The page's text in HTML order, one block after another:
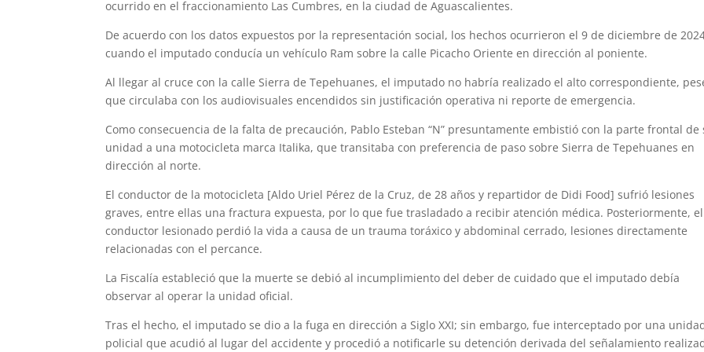
ocurrido en el fraccionamiento Las Cumbres, en la ciudad de Aguascalientes.
De acuerdo con los datos expuestos por la representación social, los hechos ocurrieron el 9 de diciembre de
cuando el imputado conducía un vehículo Ram sobre la calle Picacho Oriente en dirección al poniente.
Al llegar al cruce con la calle Sierra de Tepehuanes, el imputado no habría realizado el alto correspondiente,
que circulaba con los audiovisuales encendidos sin justificación operativa ni reporte de emergencia.
Como consecuencia de la falta de precaución, Pablo Esteban “N” presuntamente embistió con la parte frontal de
unidad a una motocicleta marca Italika, que transitaba con preferencia de paso sobre Sierra de Tepehuanes en
dirección al norte.
El conductor de la motocicleta [Aldo Uriel Pérez de la Cruz, de 28 años y repartidor de Didi Food] sufrió lesiones
graves, entre ellas una fractura expuesta, por lo que fue trasladado a recibir atención médica. Posteriormente, el
conductor lesionado perdió la vida a causa de un trauma toráxico y abdominal cerrado, lesiones directamente
relacionadas con el percance.
La Fiscalía estableció que la muerte se debió al incumplimiento del deber de cuidado que el imputado debía
observar al operar la unidad oficial.
Tras el hecho, el imputado se dio a la fuga en dirección a Siglo XXI; sin embargo, fue interceptado por una
policial que acudió al lugar del accidente y procedió a notificarle su detención derivada del señalamiento